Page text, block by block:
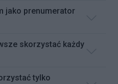
jako prenumerator
skorzystać każdy
tylko